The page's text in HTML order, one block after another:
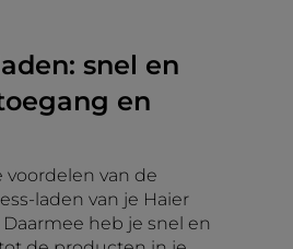
snel en
en
voordelen van de
laden van je Haier
heb je snel en